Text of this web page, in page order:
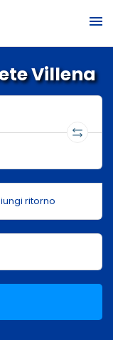
Villena